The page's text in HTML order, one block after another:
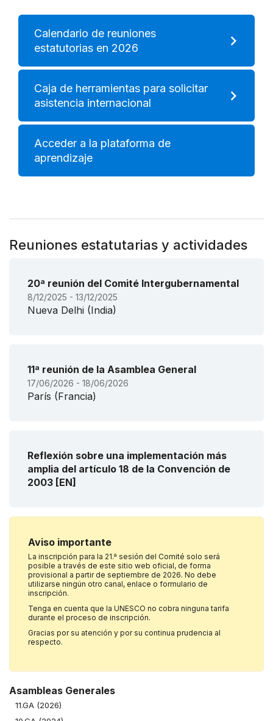
Calendario de reuniones
estatutorias en 2026
Caja de herramientas para solicitar
asistencia internacional
Acceder a la plataforma de
aprendizaje
Reuniones estatutarias y actividades
20ª reunión del Comité Intergubernamental
8/12/2025 - 13/12/2025
Nueva Delhi (India)
11ª reunión de la Asamblea General
17/06/2026 - 18/06/2026
París (Francia)
Reflexión sobre una implementación más
amplia del artículo 18 de la Convención de
2003 [EN]
Aviso importante
La inscripción para la 21.ª sesión del Comité solo será
posible a través de este sitio web oficial, de forma
provisional a partir de septiembre de 2026. No debe
utilizarse ningún otro canal, enlace o formulario de
inscripción.
Tenga en cuenta que la UNESCO no cobra ninguna tarifa
durante el proceso de inscripción.
Gracias por su atención y por su continua prudencia al
respecto.
Asambleas Generales
11.GA (2026)